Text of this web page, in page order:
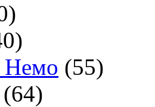
Немо (55)
(64)